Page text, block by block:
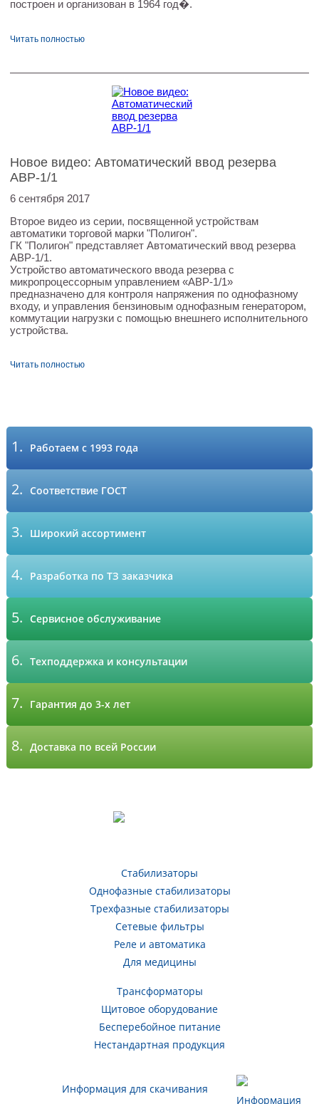
построен и организован в 1964 год�.
Читать полностью
Новое видео: Автоматический ввод резерва
АВР-1/1
6 сентября 2017
Второе видео из серии, посвященной устройствам
автоматики торговой марки "Полигон".
ГК "Полигон" представляет Автоматический ввод резерва
АВР-1/1.
Устройство автоматического ввода резерва с
микропроцессорным управлением «АВР-1/1»
предназначено для контроля напряжения по однофазному
входу, и управления бензиновым однофазным генератором,
коммутации нагрузки с помощью внешнего исполнительного
устройства.
Читать полностью
1. Работаем с 1993 года
2. Соответствие ГОСТ
3. Широкий ассортимент
4. Разработка по ТЗ заказчика
5. Сервисное обслуживание
6. Техподдержка и консультации
7. Гарантия до 3-х лет
8. Доставка по всей России
Стабилизаторы
Однофазные стабилизаторы
Трехфазные стабилизаторы
Сетевые фильтры
Реле и автоматика
Для медицины
Трансформаторы
Щитовое оборудование
Бесперебойное питание
Нестандартная продукция
Информация для скачивания